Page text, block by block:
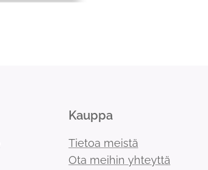
Kauppa
Tietoa meistä
Ota meihin yhteyttä